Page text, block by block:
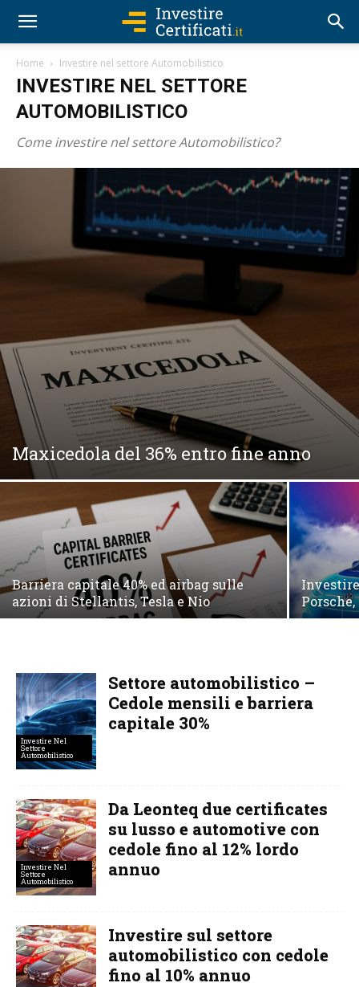
Home Investire nel settore Automobilistico
INVESTIRE NEL SETTORE
AUTOMOBILISTICO
Come investire nel settore Automobilistico?
Maxicedola del 36% entro fine anno
Barriera capitale 40% ed airbag sulle
azioni di Stellantis, Tesla e Nio
Investire Nel
Settore
Automobilistico
Settore automobilistico –
Cedole mensili e barriera
capitale 30%
Investire Nel
Settore
Automobilistico
Da Leonteq due certificates
su lusso e automotive con
cedole fino al 12% lordo
annuo
Investire sul settore
automobilistico con cedole
fino al 10% annuo